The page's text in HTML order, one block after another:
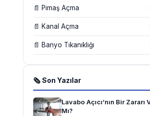
📄 Pimaş Açma
📄 Kanal Açma
📄 Banyo Tıkanıklığı
🗞 Son Yazılar
Lavabo Açıcı’nın Bir Zararı
Mı?